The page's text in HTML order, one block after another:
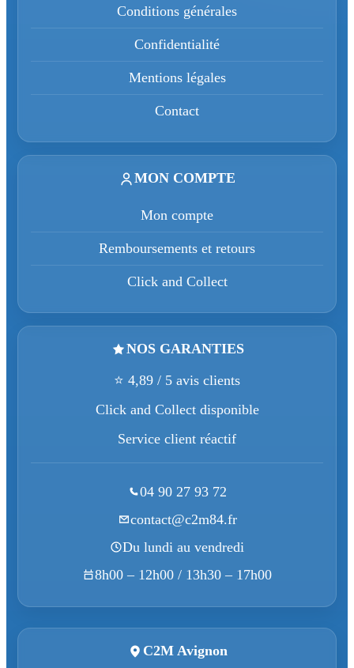
Conditions générales
Confidentialité
Mentions légales
Contact
MON COMPTE
Mon compte
Remboursements et retours
Click and Collect
NOS GARANTIES
⭐ 4,89 / 5 avis clients
Click and Collect disponible
Service client réactif
04 90 27 93 72
contact@c2m84.fr
Du lundi au vendredi
8h00 – 12h00 / 13h30 – 17h00
C2M Avignon